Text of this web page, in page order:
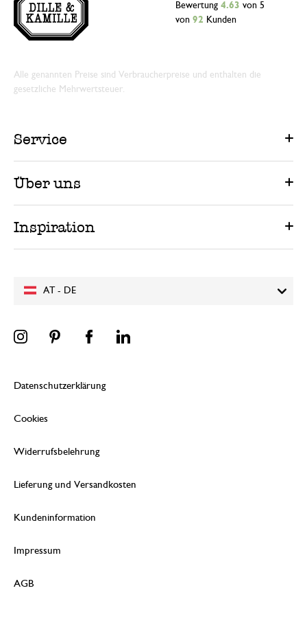
AT - DE
Bewertung 4.63 von 5
von 92 Kunden
Alle genannten Preise sind Verbraucherpreise und enthalten die
gesetzliche Mehrwertsteuer.
Service
Über uns
Inspiration
Datenschutzerklärung
Cookies
Widerrufsbelehrung
Lieferung und Versandkosten
Kundeninformation
Impressum
AGB